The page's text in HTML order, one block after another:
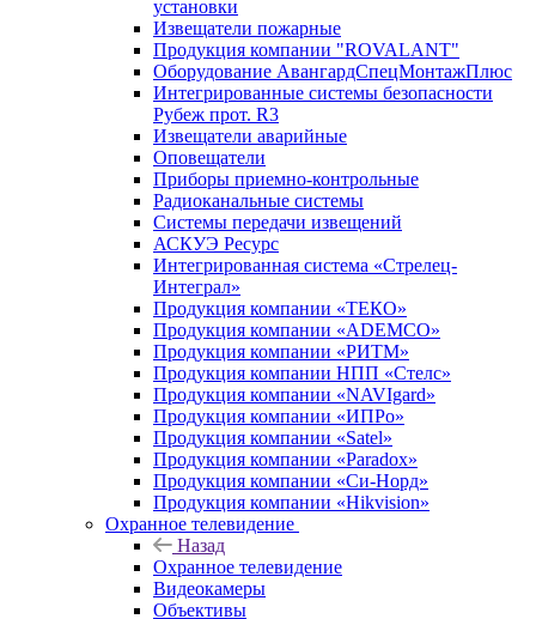
установки
Извещатели пожарные
Продукция компании "ROVALANT"
Оборудование АвангардСпецМонтажПлюс
Интегрированные системы безопасности
Рубеж прот. R3
Извещатели аварийные
Оповещатели
Приборы приемно-контрольные
Радиоканальные системы
Системы передачи извещений
АСКУЭ Ресурс
Интегрированная система «Стрелец-
Интеграл»
Продукция компании «ТЕКО»
Продукция компании «ADEMCO»
Продукция компании «РИТМ»
Продукция компании НПП «Стелс»
Продукция компании «NAVIgard»
Продукция компании «ИПРо»
Продукция компании «Satel»
Продукция компании «Paradox»
Продукция компании «Си-Норд»
Продукция компании «Hikvision»
Охранное телевидение
Назад
Охранное телевидение
Видеокамеры
Объективы